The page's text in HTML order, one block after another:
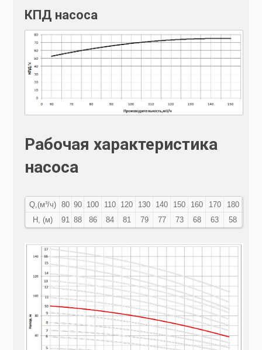
КПД насоса
Рабочая характеристика
насоса
Q,(м³/ч) 80 90 100 110 120 130 140 150 160 170
180
Н, (м)
91 88 86 84 81 79 77 73 68 63 58